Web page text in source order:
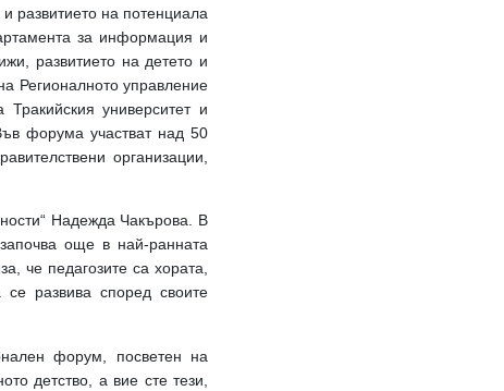
развитието на потенциала
за информация и
развитието на детето и
Регионалното управление
университет и
форума участват над 50
организации,
Надежда Чакърова. В
още в най-ранната
че педагозите са хората,
развива според своите
форум, посветен на
детство, а вие сте тези,